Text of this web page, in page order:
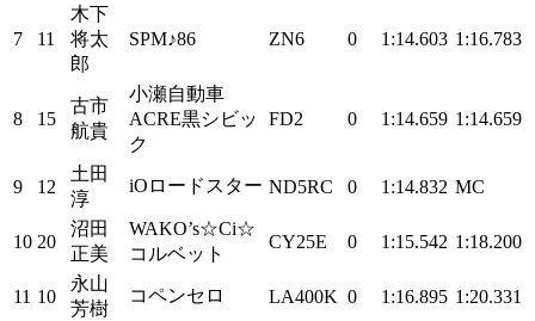
7 11
木下
将太
郎
SPM♪86 ZN6 0 1:14.603 1:16.783
8 15
古市
航貴
小瀬自動車
ACRE黒シビッ
ク
FD2 0 1:14.659 1:14.659
9 12
土田
淳
iOロードスター ND5RC 0 1:14.832 MC
10 20
沼田
正美
WAKO’s☆Ci☆
コルベット
CY25E 0 1:15.542 1:18.200
11 10
永山
芳樹
コペンセロ LA400K 0 1:16.895 1:20.331